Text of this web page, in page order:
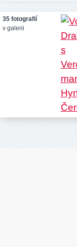
35 fotografií
v galerii